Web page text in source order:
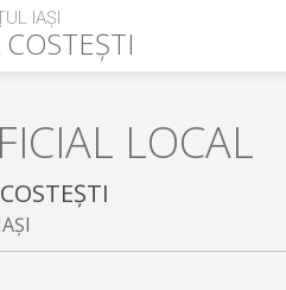
IAȘI
COSTEȘTI
LOCAL